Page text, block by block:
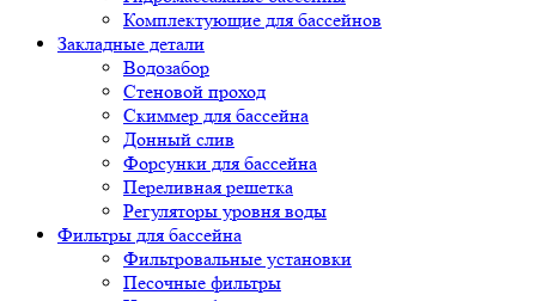
Комплектующие для бассейнов
Закладные детали
Водозабор
Стеновой проход
Скиммер для бассейна
Донный слив
Форсунки для бассейна
Переливная решетка
Регуляторы уровня воды
Фильтры для бассейна
Фильтровальные установки
Песочные фильтры